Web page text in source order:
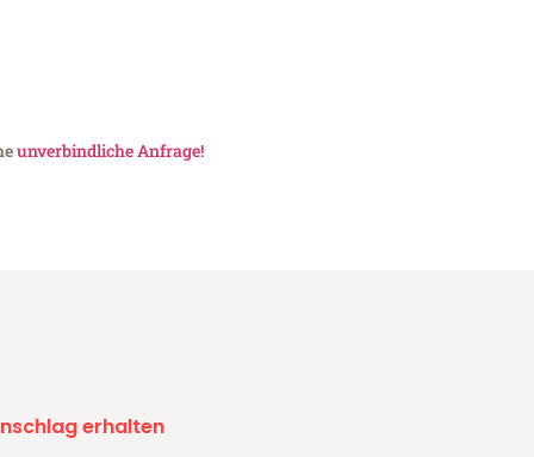
unverbindliche Anfrage!
erhalten